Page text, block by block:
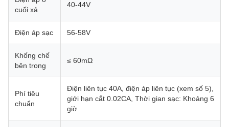
cuối xả
40-44V
Điện áp sạc 56-58V
Khống chế
bên trong
≤ 60mΩ
Phí tiêu
chuẩn
Điện liên tục 40A, điện áp liên tục (xem số 5),
giới hạn cắt 0.02CA, Thời gian sạc: Khoảng 6
giờ